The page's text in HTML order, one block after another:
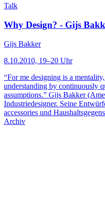
Talk
Why Design? - Gijs
Gijs Bakker
8.10.2010, 19–20 Uhr
“For me designing is a
understanding by continuously
assumptions.” Gijs Bakker
Industriedesigner. Seine
accessories und
Archiv